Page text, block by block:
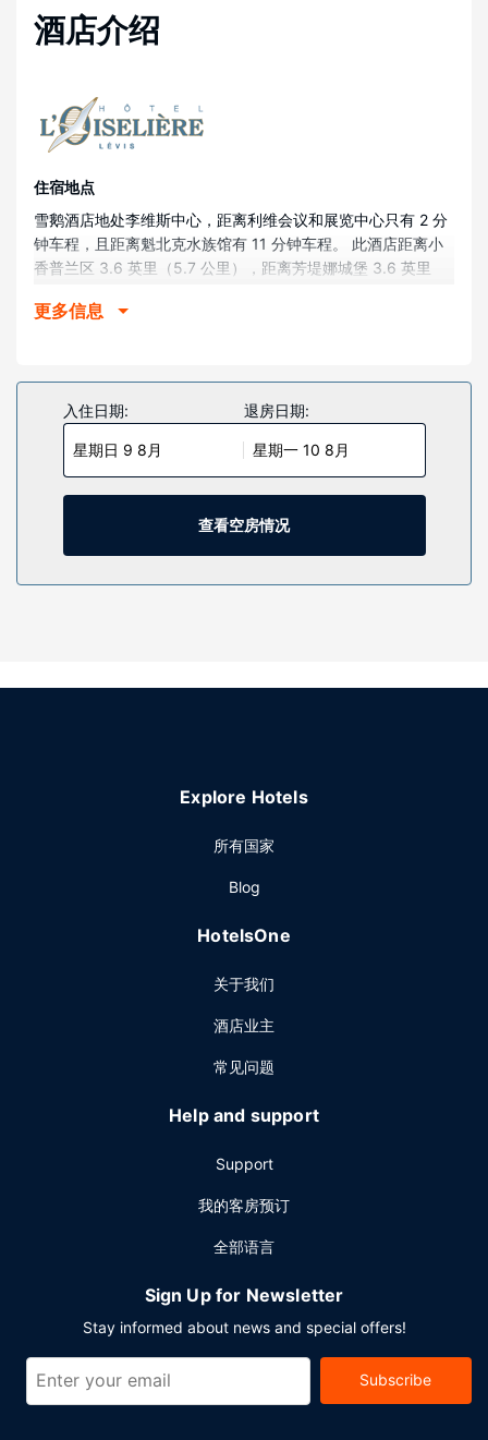
酒店介绍
住宿地点
雪鹅酒店地处李维斯中心，距离利维会议和展览中心只有 2 分
钟车程，且距离魁北克水族馆有 11 分钟车程。 此酒店距离小
香普兰区 3.6 英里（5.7 公里），距离芳堤娜城堡 3.6 英里
客房
中找到家的舒适。提供免费有线和无线上网，方便您与朋友保
持联系；另提供数码频道，可满足您的娱乐需求。配备淋浴/盆
浴组合的私人浴室提供免费洗浴用品和吹风机。便利设施包括
书桌和微波炉，以及带有免费市内通话的电话。
您可享受室内游泳池、热水浴缸和桑拿等丰富度假设施。此酒
其他设施
更多信息
入住日期:
星期日 9 8月
退房日期:
星期一 10 8月
查看空房情况
Explore Hotels
所有国家
Blog
HotelsOne
关于我们
酒店业主
常见问题
Help and support
Support
我的客房预订
全部语言
Sign Up for Newsletter
Stay informed about news and special offers!
Subscribe